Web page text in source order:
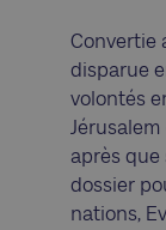
Convertie
disparue
volontés
après
dossier
nations,